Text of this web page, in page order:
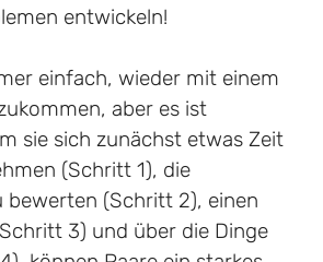
entwickeln!
einfach, wieder mit einem
aber es ist
sie sich zunächst etwas Zeit
(Schritt 1), die
bewerten (Schritt 2), einen
3) und über die Dinge